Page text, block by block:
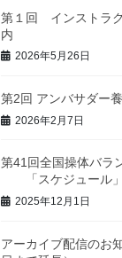
第１回 インストラ
内
2026年5月26日
第2回 アンバサダー
2026年2月7日
第41回全国操体バラ
「スケジュール
2025年12月1日
アーカイブ配信のお